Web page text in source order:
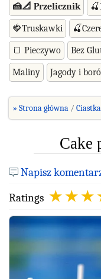
🍰📐 Przelicznik
🍓Truskawki
🍞 Pieczywo Bez
Maliny Jagody i
» Strona główna
Cake
Napisz
Ratings